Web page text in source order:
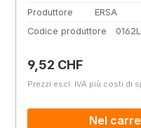
Produttore
ERSA
Codice produttore
Prezzo normale:
9,52 CHF
Prezzi escl. IVA più costi di
Nel